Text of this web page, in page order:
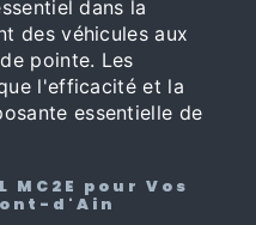
dans la
des véhicules aux
pointe. Les
l'efficacité et la
essentielle de
MC2E pour Vos
d'Ain